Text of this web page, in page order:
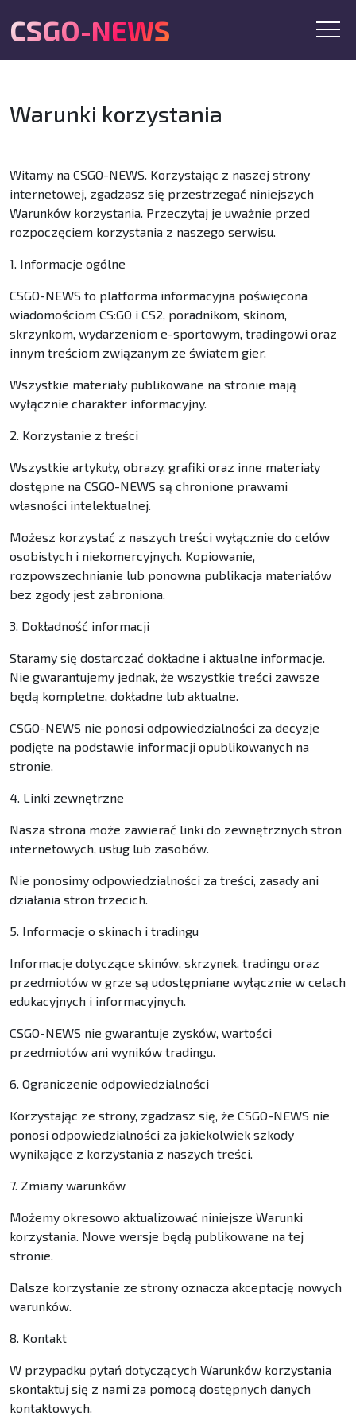
CSGO-NEWS
Warunki korzystania
Witamy na CSGO-NEWS. Korzystając z naszej strony
internetowej, zgadzasz się przestrzegać niniejszych
Warunków korzystania. Przeczytaj je uważnie przed
rozpoczęciem korzystania z naszego serwisu.
1. Informacje ogólne
CSGO-NEWS to platforma informacyjna poświęcona
wiadomościom CS:GO i CS2, poradnikom, skinom,
skrzynkom, wydarzeniom e-sportowym, tradingowi oraz
innym treściom związanym ze światem gier.
Wszystkie materiały publikowane na stronie mają
wyłącznie charakter informacyjny.
2. Korzystanie z treści
Wszystkie artykuły, obrazy, grafiki oraz inne materiały
dostępne na CSGO-NEWS są chronione prawami
własności intelektualnej.
Możesz korzystać z naszych treści wyłącznie do celów
osobistych i niekomercyjnych. Kopiowanie,
rozpowszechnianie lub ponowna publikacja materiałów
bez zgody jest zabroniona.
3. Dokładność informacji
Staramy się dostarczać dokładne i aktualne informacje.
Nie gwarantujemy jednak, że wszystkie treści zawsze
będą kompletne, dokładne lub aktualne.
CSGO-NEWS nie ponosi odpowiedzialności za decyzje
podjęte na podstawie informacji opublikowanych na
stronie.
4. Linki zewnętrzne
Nasza strona może zawierać linki do zewnętrznych stron
internetowych, usług lub zasobów.
Nie ponosimy odpowiedzialności za treści, zasady ani
działania stron trzecich.
5. Informacje o skinach i tradingu
Informacje dotyczące skinów, skrzynek, tradingu oraz
przedmiotów w grze są udostępniane wyłącznie w celach
edukacyjnych i informacyjnych.
CSGO-NEWS nie gwarantuje zysków, wartości
przedmiotów ani wyników tradingu.
6. Ograniczenie odpowiedzialności
Korzystając ze strony, zgadzasz się, że CSGO-NEWS nie
ponosi odpowiedzialności za jakiekolwiek szkody
wynikające z korzystania z naszych treści.
7. Zmiany warunków
Możemy okresowo aktualizować niniejsze Warunki
korzystania. Nowe wersje będą publikowane na tej
stronie.
Dalsze korzystanie ze strony oznacza akceptację nowych
warunków.
8. Kontakt
W przypadku pytań dotyczących Warunków korzystania
skontaktuj się z nami za pomocą dostępnych danych
kontaktowych.